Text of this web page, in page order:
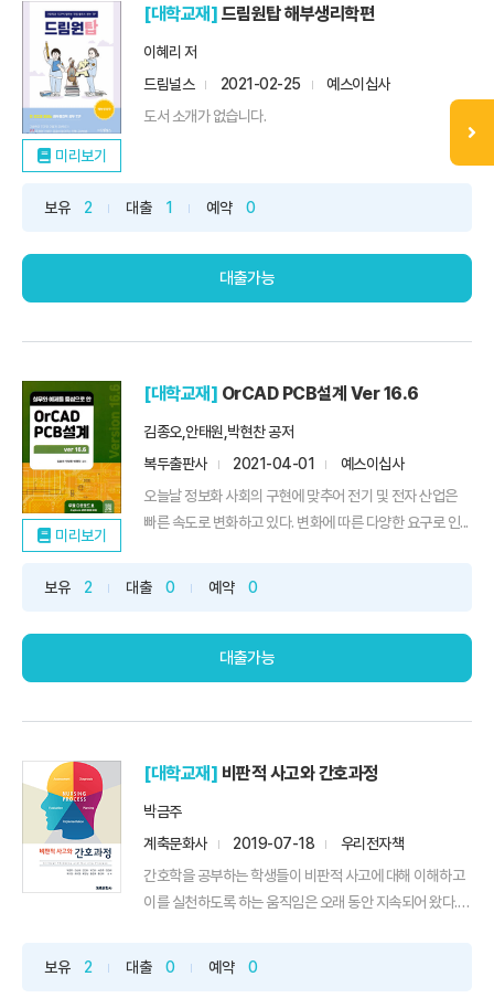
미리보기
[대학교재] 드림원탑 해부생리학편
이혜리 저
드림널스
2021-02-25
예스이십사
도서 소개가 없습니다.
보유 2 대출 1 예약 0
대출가능
미리보기
[대학교재] OrCAD PCB설계 Ver 16.6
김종오,안태원,박현찬 공저
복두출판사
2021-04-01
예스이십사
오늘날 정보화 사회의 구현에 맞추어 전기 및 전자 산업은
빠른 속도로 변화하고 있다. 변화에 따른 다양한 요구로 인...
보유 2 대출 0 예약 0
대출가능
[대학교재] 비판적 사고와 간호과정
박금주
계축문화사
2019-07-18
우리전자책
간호학을 공부하는 학생들이 비판적 사고에 대해 이해하고
이를 실천하도록 하는 움직임은 오래 동안 지속되어 왔다.
보유 2 대출 0 예약 0